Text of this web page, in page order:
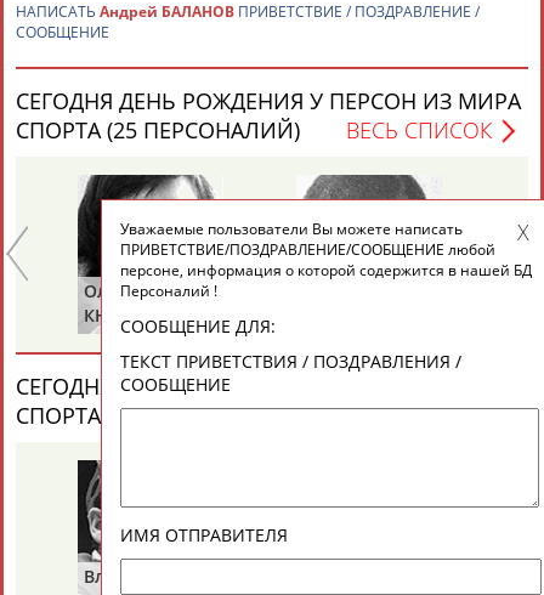
24 персон из 13181
ЕЩЁ ПЕРСОНЫ
ТАБЛО АКТИВНОСТИ
ЦЕЛИ ПРОЕКТА КОНТАКТЫ
Стадион, 1998-2026
Адресов в новостной рассылке: 996
Подпишись
НАПИСАТЬ Андрей БАЛАНОВ ПРИВЕТСТВИЕ / ПОЗДРАВЛЕНИЕ /
СООБЩЕНИЕ
СЕГОДНЯ ДЕНЬ РОЖДЕНИЯ У ПЕРСОН ИЗ МИРА
СПОРТА (25 ПЕРСОНАЛИЙ)
ВЕСЬ СПИСОК
Ольга
КНЯЗЕВА
СЕГОДНЯ ДЕНЬ ПАМЯТИ У ПЕРСОН ИЗ МИРА
СПОРТА (2 ПЕРСОНАЛИЙ)
ВЕСЬ СПИСОК
Владимир
Уважаемые пользователи Вы можете написать
ПРИВЕТСТВИЕ/ПОЗДРАВЛЕНИЕ/СООБЩЕНИЕ любой
персоне, информация о которой содержится в нашей БД
Персоналий !
СООБЩЕНИЕ ДЛЯ:
ТЕКСТ ПРИВЕТСТВИЯ / ПОЗДРАВЛЕНИЯ /
СООБЩЕНИЕ
ИМЯ ОТПРАВИТЕЛЯ